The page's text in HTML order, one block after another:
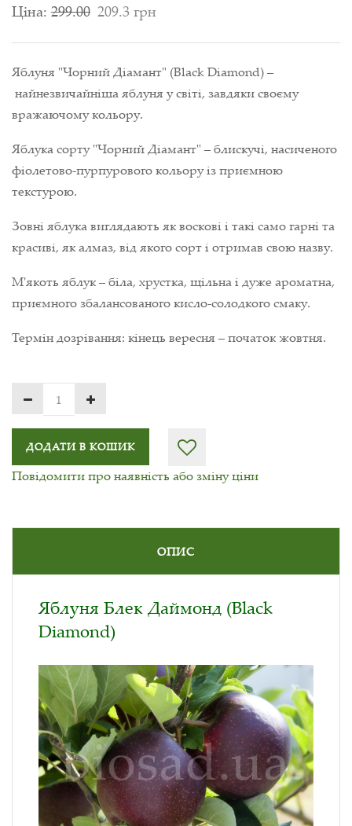
Ціна: 299.00 209.3 грн
Яблуня "Чорний Діамант" (Black Diamond) –
найнезвичайніша яблуня у світі, завдяки своєму
вражаючому кольору.
Яблука сорту "Чорний Діамант" – блискучі, насиченого
фіолетово-пурпурового кольору із приємною
текстурою.
Зовні яблука виглядають як воскові і такі само гарні та
красиві, як алмаз, від якого сорт і отримав свою назву.
М'якоть яблук – біла, хрустка, щільна і дуже ароматна,
приємного збалансованого кисло-солодкого смаку.
Термін дозрівання: кінець вересня – початок жовтня.
ДОДАТИ В КОШИК
Повідомити про наявність або зміну ціни
ОПИС
Яблуня Блек Даймонд (Black
Diamond)